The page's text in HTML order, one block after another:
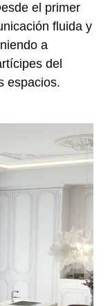
el primer
fluida y
a
del
espacios.